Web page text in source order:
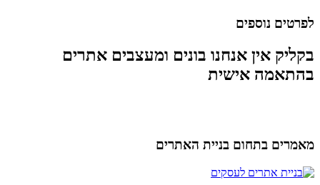
לפרטים נוספים
בקליק אין אנחנו בונים ומעצבים אתרים
בהתאמה אישית
מאמרים בתחום בניית האתרים